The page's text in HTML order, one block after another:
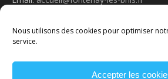
Nous utilisons des cookies pour optimiser
service.
Accepter les
NOUS